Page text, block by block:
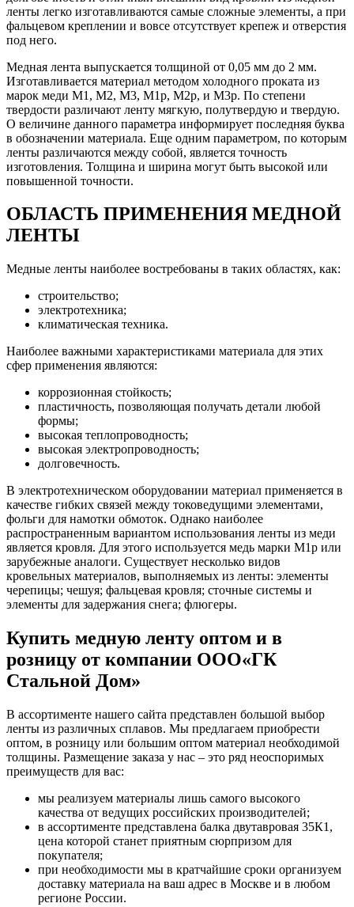
ленты легко изготавливаются самые сложные элементы, а при
фальцевом креплении и вовсе отсутствует крепеж и отверстия
под него.
Медная лента выпускается толщиной от 0,05 мм до 2 мм.
Изготавливается материал методом холодного проката из
марок меди М1, М2, М3, М1р, М2р, и М3р. По степени
твердости различают ленту мягкую, полутвердую и твердую.
О величине данного параметра информирует последняя буква
в обозначении материала. Еще одним параметром, по которым
ленты различаются между собой, является точность
изготовления. Толщина и ширина могут быть высокой или
повышенной точности.
ОБЛАСТЬ ПРИМЕНЕНИЯ МЕДНОЙ
ЛЕНТЫ
Медные ленты наиболее востребованы в таких областях, как:
строительство;
электротехника;
климатическая техника.
Наиболее важными характеристиками материала для этих
сфер применения являются:
коррозионная стойкость;
пластичность, позволяющая получать детали любой
формы;
высокая теплопроводность;
высокая электропроводность;
долговечность.
В электротехническом оборудовании материал применяется в
качестве гибких связей между токоведущими элементами,
фольги для намотки обмоток. Однако наиболее
распространенным вариантом использования ленты из меди
является кровля. Для этого используется медь марки М1р или
зарубежные аналоги. Существует несколько видов
кровельных материалов, выполняемых из ленты: элементы
черепицы; чешуя; фальцевая кровля; сточные системы и
элементы для задержания снега; флюгеры.
Купить медную ленту оптом и в
розницу от компании ООО«ГК
Стальной Дом»
В ассортименте нашего сайта представлен большой выбор
ленты из различных сплавов. Мы предлагаем приобрести
оптом, в розницу или большим оптом материал необходимой
толщины. Размещение заказа у нас – это ряд неоспоримых
преимуществ для вас:
мы реализуем материалы лишь самого высокого
качества от ведущих российских производителей;
в ассортименте представлена балка двутавровая 35К1,
цена которой станет приятным сюрпризом для
покупателя;
при необходимости мы в кратчайшие сроки организуем
доставку материала на ваш адрес в Москве и в любом
регионе России.